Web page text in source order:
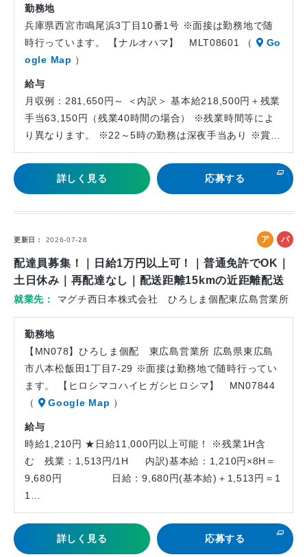
勤務地
兵庫県西宮市鳴尾浜3丁目10番1号 ※面接は勤務地で随
時行っています。 【ナルオハマ】 MLT08601 （
Go
ogle Map ）
給与
月収例：281,650円～ ＜内訳＞ 基本給218,500円＋残業
手当63,150円（残業40時間の場合） ※残業時間等によ
り異なります。 ※22～5時の勤務は深夜手当あり ※賞…
詳しく見る 応募する
更新日 2026-07-28
ア
バ
イ
ト
パ
ー
ト
配達員募集！｜日給1万円以上可！｜普通免許でOK｜
土日休み｜再配達なし｜配送距離15kmの近距離配送
就業先 マグチ西日本株式会社 ひろしま個配東広島営業所
勤務地
【MN078】ひろしま個配 東広島営業所 広島県東広島
市八本松飯田1丁目7-29 ※面接は勤務地で随時行ってい
ます。 【ヒロシマコハイヒガシヒロシマ】 MN07844
（
Google Map ）
給与
時給1,210円 ★日給11,000円以上可能！ ※残業1H含
む 残業：1,513円/1H 内訳)基本給：1,210円×8H＝
9,680円 日給：9,680円(基本給)＋1,513円＝1
1…
詳しく見る 応募する